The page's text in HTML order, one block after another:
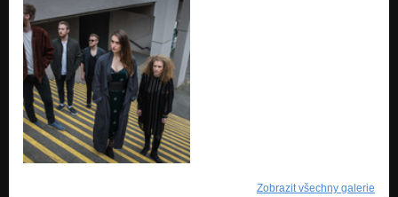
Zobrazit všechny galerie